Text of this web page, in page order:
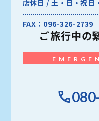
店休日 / 土・日・祝日
FAX：096-326-2739
ご旅行中の